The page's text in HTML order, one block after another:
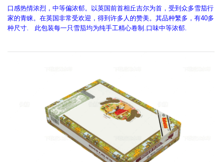
口感热情浓烈，中等偏浓郁。以英国前首相丘吉尔为首，受到众多雪茄行
家的青睐。在英国非常受欢迎，得到许多人的赞美。其品种繁多，有40多
种尺寸. 此包装每一只雪茄均为纯手工精心卷制.口味中等浓郁.